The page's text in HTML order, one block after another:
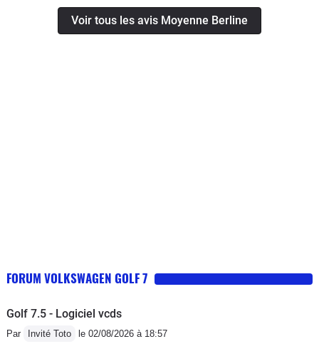
Voir tous les avis Moyenne Berline
FORUM VOLKSWAGEN GOLF 7
Golf 7.5 - Logiciel vcds
Par Invité Toto le 02/08/2026 à 18:57